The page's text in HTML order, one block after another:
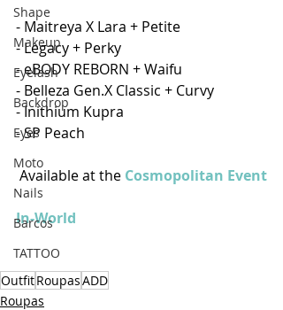
Shape
Makeup
Eyelash
Backdrop
Eyes
Moto
Nails
Barcos
TATTOO
- Maitreya X Lara + Petite
- Legacy + Perky
- eBODY REBORN + Waifu
- Belleza Gen.X Classic + Curvy
- Inithium Kupra
- SP Peach
Available at the Cosmopolitan Event
In-World
OutfitRoupasADD
Roupas